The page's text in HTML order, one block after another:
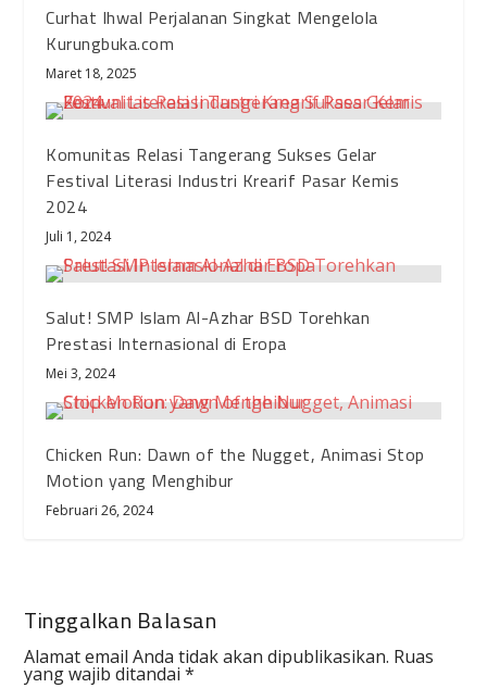
Curhat Ihwal Perjalanan Singkat Mengelola
Kurungbuka.com
Maret 18, 2025
Komunitas Relasi Tangerang Sukses Gelar
Festival Literasi Industri Krearif Pasar Kemis
2024
Juli 1, 2024
Salut! SMP Islam Al-Azhar BSD Torehkan
Prestasi Internasional di Eropa
Mei 3, 2024
Chicken Run: Dawn of the Nugget, Animasi Stop
Motion yang Menghibur
Februari 26, 2024
Tinggalkan Balasan
Alamat email Anda tidak akan dipublikasikan. Ruas
yang wajib ditandai*